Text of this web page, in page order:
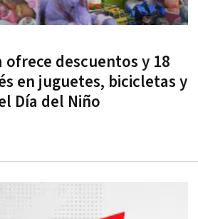
ofrece descuentos y 18
en juguetes, bicicletas y
Día del Niño